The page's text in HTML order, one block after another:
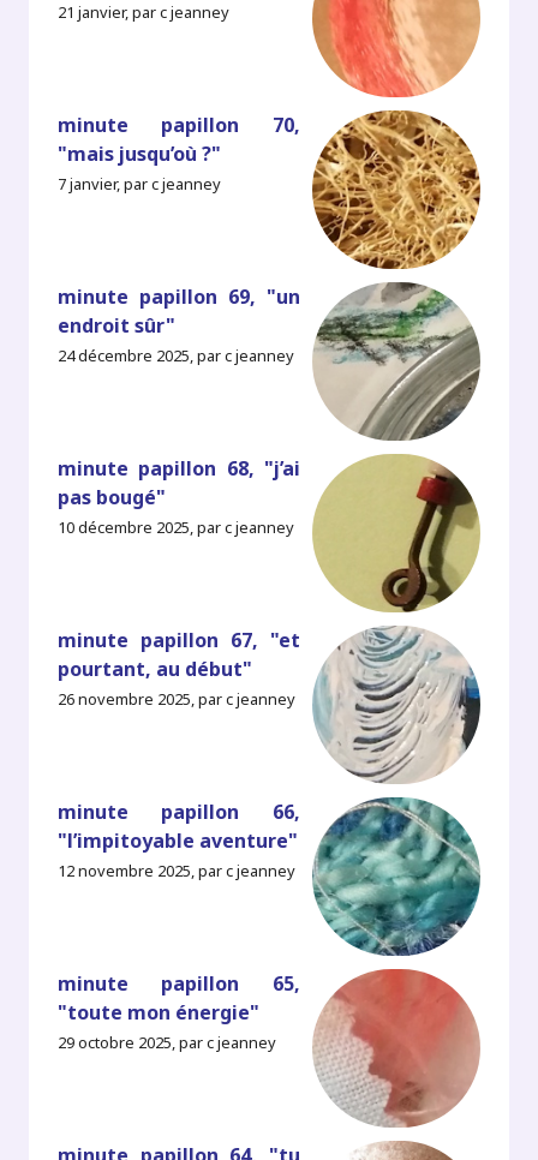
21 janvier, par c jeanney
minute papillon 70,
"mais jusqu’où ?"
7 janvier, par c jeanney
minute papillon 69, "un
endroit sûr"
24 décembre 2025, par c jeanney
minute papillon 68, "j’ai
pas bougé"
10 décembre 2025, par c jeanney
minute papillon 67, "et
pourtant, au début"
26 novembre 2025, par c jeanney
minute papillon 66,
"l’impitoyable aventure"
12 novembre 2025, par c jeanney
minute papillon 65,
"toute mon énergie"
29 octobre 2025, par c jeanney